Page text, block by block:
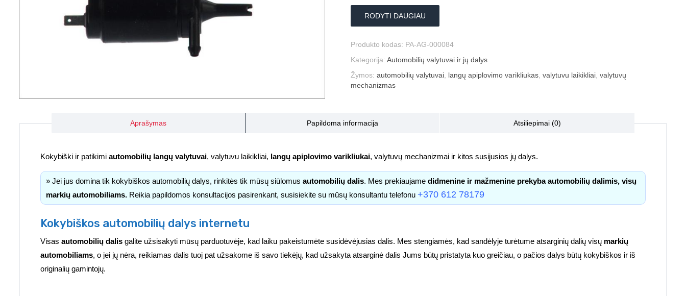
RODYTI DAUGIAU
Produkto kodas: PA-AG-000084
Kategorija: Automobilių valytuvai ir jų dalys
Žymos: automobilių valytuvai langų apiplovimo varikliukas valytuvu laikikliai valytuvų
mechanizmas
Aprašymas Papildoma informacija Atsiliepimai (0)
Kokybiški ir patikimi automobilių langų valytuvai, valytuvu laikikliai, langų apiplovimo varikliukai, valytuvų mechanizmai ir kitos susijusios jų dalys.
» Jei jus domina tik kokybiškos automobilių dalys, rinkitės tik mūsų siūlomus automobilių dalis. Mes prekiaujame didmenine ir mažmenine prekyba automobilių dalimis, visų
markių automobiliams. Reikia papildomos konsultacijos pasirenkant, susisiekite su mūsų konsultantu telefonu +370 612 78179
Kokybiškos automobilių dalys internetu
Visas automobilių dalis galite užsisakyti mūsų parduotuvėje, kad laiku pakeistumėte susidėvėjusias dalis. Mes stengiamės, kad sandėlyje turėtume atsarginių dalių visų markių
automobiliams, o jei jų nėra, reikiamas dalis tuoj pat užsakome iš savo tiekėjų, kad užsakyta atsarginė dalis Jums būtų pristatyta kuo greičiau, o pačios dalys būtų kokybiškos ir iš
originalių gamintojų.